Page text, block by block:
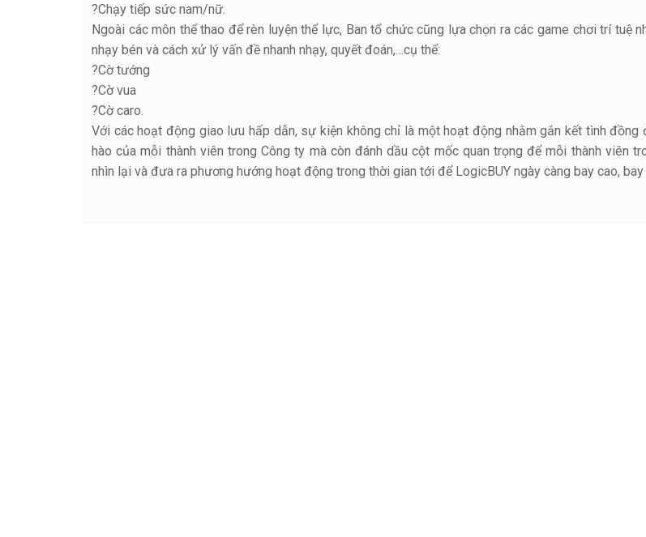
?Chạy tiếp sức nam/nữ.
Ngoài các môn thể thao để rèn luyện thể lực, Ban tổ chức cũng lựa chọn ra các game chơi trí tuệ
nhạy bén và cách xử lý vấn đề nhanh nhạy, quyết đoán,…cụ thể:
?Cờ tướng
?Cờ vua
?Cờ caro.
Với các hoạt động giao lưu hấp dẫn, sự kiện không chỉ là một hoạt động nhằm gắn kết tình
hào của mỗi thành viên trong Công ty mà còn đánh dầu cột mốc quan trọng để mỗi thành viên
nhìn lại và đưa ra phương hướng hoạt động trong thời gian tới để LogicBUY ngày càng bay cao, bay